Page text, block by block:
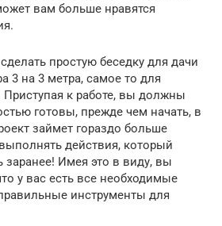
вам больше нравятся
простую беседку для дачи
3 на 3 метра, самое то для
Приступая к работе, вы должны
готовы, прежде чем начать, в
займет гораздо больше
действия, который
Имея это в виду, вы
у вас есть все необходимые
инструменты для